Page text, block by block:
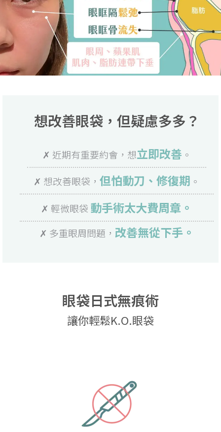
想改善眼袋，但疑慮多多？
✗ 近期有重要約會，想立即改善 。
✗ 想改善眼袋， 但怕動刀、修復期 。
✗ 輕微眼袋 動手術太大費周章。
✗ 多重眼周問題， 改善無從下手。
眼袋日式無痕術
讓你輕鬆K.O.眼袋